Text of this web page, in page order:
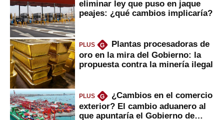
eliminar ley que puso en jaque
peajes: ¿qué cambios implicaría?
PLUS G
Plantas procesadoras de
oro en la mira del Gobierno: la
propuesta contra la minería ilegal
PLUS G
¿Cambios en el comercio
exterior? El cambio aduanero al
que apuntaría el Gobierno de